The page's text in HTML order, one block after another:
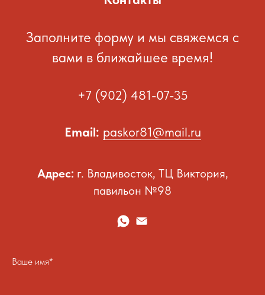
Заполните форму и мы свяжемся с
вами в ближайшее время!
+7 (902) 481-07-35
Email: paskor81@mail.ru
Адрес: г. Владивосток, ТЦ Виктория,
павильон №98
Ваше имя*